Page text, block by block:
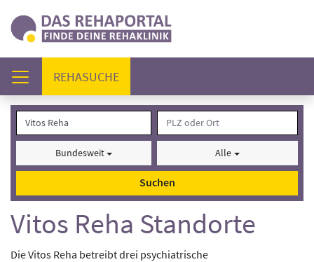
REHASUCHE(AKTUELL)
Bundesweit Alle
Suchen
Vitos Reha Standorte
Die Vitos Reha betreibt drei psychiatrische